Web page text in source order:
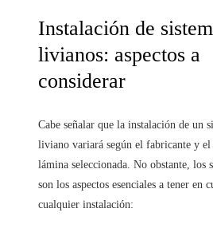
Instalación de
livianos: aspectos a
considerar
Cabe señalar que la instalación de un
liviano variará según el fabricante y
lámina seleccionada. No obstante, los
son los aspectos esenciales a tener en
cualquier instalación: